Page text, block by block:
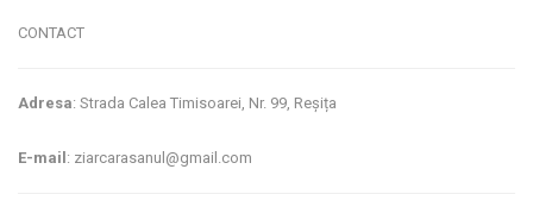
CONTACT
Adresa: Strada Calea Timisoarei, Nr. 99, Reșița
E-mail: ziarcarasanul@gmail.com